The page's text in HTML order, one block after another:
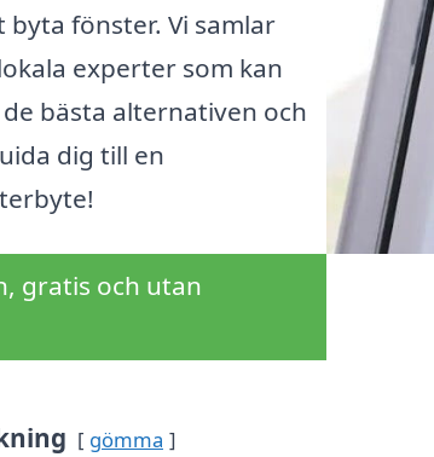
fönster. Vi samlar
experter som kan
bästa alternativen och
dig till en
gratis och utan
gömma